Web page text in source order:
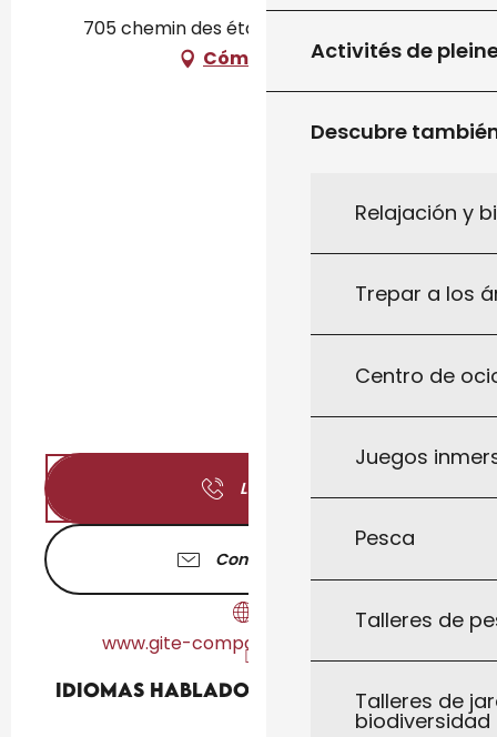
Activités de
Descubre
Relajación y
Trepar a los
Centro de
Juegos
Pesca
Talleres de
Talleres de
biodiversidad
705 chemin des étangs, 46300 Fajoles
Cómo llegar
Llamar
Contáctenos
www.gite-compassy-dordogne.fr
Idiomas hablados
Idiomas hablados